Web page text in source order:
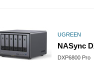
UGREEN
NASync
DXP6800 Pro